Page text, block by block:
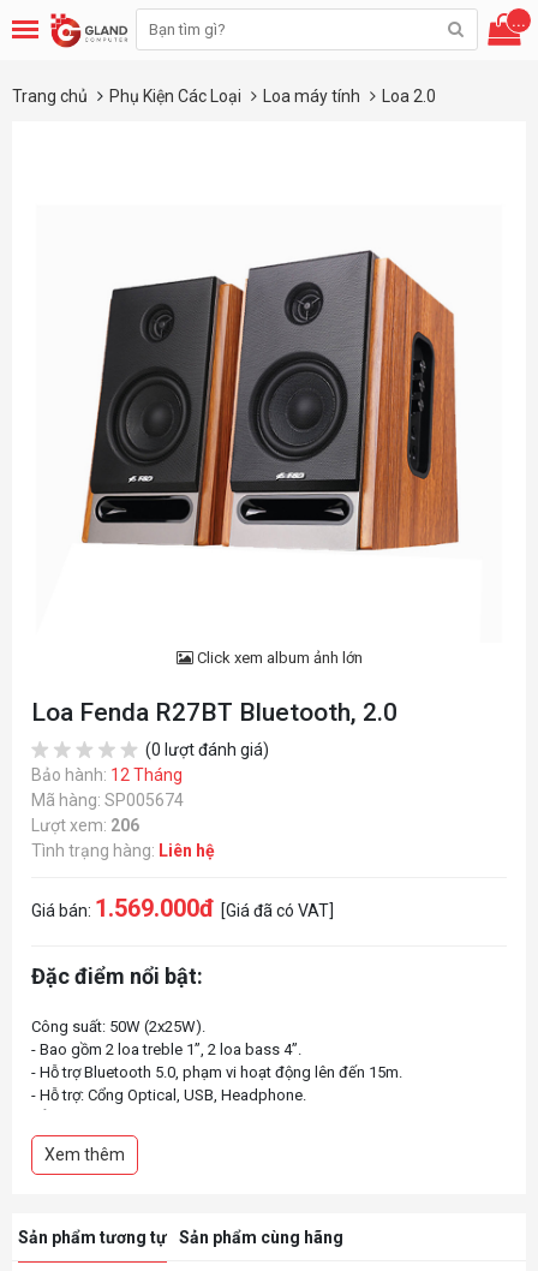
...
Trang chủ Phụ Kiện Các Loại Loa máy tính Loa 2.0
Click xem album ảnh lớn
Loa Fenda R27BT Bluetooth, 2.0
(0 lượt đánh giá)
Bảo hành: 12 Tháng
Mã hàng: SP005674
Lượt xem: 206
Tình trạng hàng: Liên hệ
Giá bán: 1.569.000đ [Giá đã có VAT]
Đặc điểm nổi bật:
Công suất: 50W (2x25W).
- Bao gồm 2 loa treble 1”, 2 loa bass 4”.
- Hỗ trợ Bluetooth 5.0, phạm vi hoạt động lên đến 15m.
- Hỗ trợ: Cổng Optical, USB, Headphone.
- Độ méo tiếng thấp & âm bass lớn.
- Điều khiển âm lượng, treble và bass.
- Tỷ số nén nhiễu S/N: ≥ 70dB.
Xem thêm
Sản phẩm tương tự Sản phẩm cùng hãng